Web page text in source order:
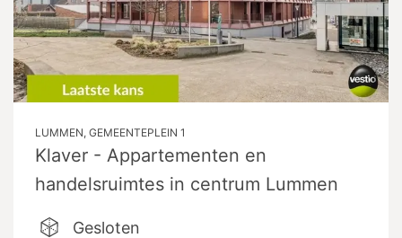
LUMMEN, GEMEENTEPLEIN 1
Klaver - Appartementen en
handelsruimtes in centrum Lummen
Gesloten